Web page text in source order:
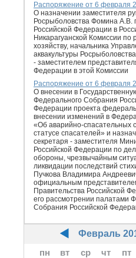
Распоряжение от 6 февраля
О назначении заместителя
Росрыболовства Фомина А.В.
Российской Федерации в
Никарагуанской Комиссии по
хозяйству, начальника
аквакультуры
- заместителем
Федерации в этой Комиссии
Распоряжение от 6 февраля
О внесении в
Федерального Собрания
Федерации проекта
внесении изменений в
«Об аварийно-спасательных
статусе спасателей» и
секретаря - заместителя
Российской Федерации по
обороны, чрезвычайным
ликвидации последствий
Пучкова Владимира
официальным
Правительства Российской
его рассмотрении палатами
Собрания Российской
Февраль
пн
вт ср чт пт